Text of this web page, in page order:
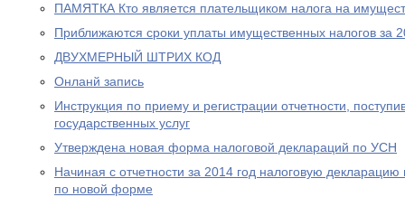
ПАМЯТКА Кто является плательщиком налога на
Приближаются сроки уплаты имущественных налогов за
ДВУХМЕРНЫЙ ШТРИХ КОД
Онланй запись
Инструкция по приему и регистрации отчетности,
государственных услуг
Утверждена новая форма налоговой деклараций по УСН
Начиная с отчетности за 2014 год налоговую
по новой форме